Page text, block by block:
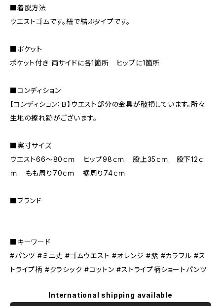
■着脱方法
ウエストゴムです。紐で結ぶタイプです。
■ポケット
ポケット付き 両サイドに各1箇所 ヒップに1箇所
■コンディション
【コンディション：Ｂ】ウエスト部分の金具が破損しています。所々
生地の擦れ跡がございます。
■実寸サイズ
ウエスト66～80ｃｍ ヒップ98ｃｍ 股上35ｃｍ 股下12ｃ
ｍ もも周り70ｃｍ 裾周り74ｃｍ
■ブランド
■キーワード
#パンツ #ミニ丈 #ゴムウエスト #オレンジ #紫 #カラフル #ス
トライプ柄 #クラシック #コットン #ストライプ柄ショートパンツ
International shipping available